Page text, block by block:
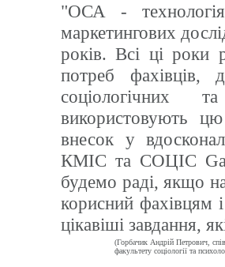
"ОСА -
маркетингових
років. Всі ці роки
потреб фахівців,
соціологічних
використовують
внесок у
КМІС та СОЦІС
будемо раді, якщо
корисний фахівцям
цікавіші завдання,
(Горбачик Андрій Петрович,
факультету соціології та